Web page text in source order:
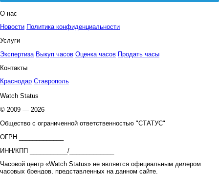
О нас
Новости Политика конфиденциальности
Услуги
Экспертиза Выкуп часов Оценка часов Продать часы
Контакты
Краснодар Ставрополь
Watch Status
© 2009 — 2026
Общество с ограниченной ответственностью "СТАТУС"
ОГРН _____________
ИНН/КПП ___________/_____________
Часовой центр «Watch Status» не является официальным дилером
часовых брендов, представленных на данном сайте.